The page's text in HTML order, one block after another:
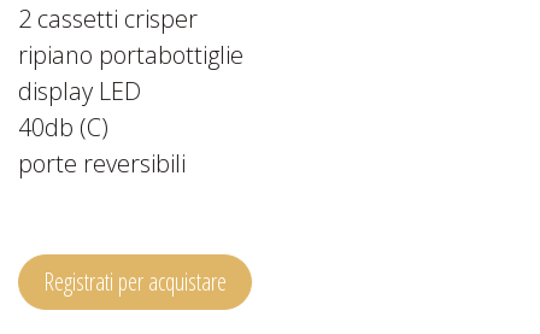
2 cassetti crisper
ripiano portabottiglie
display LED
40db (C)
porte reversibili
Registrati per acquistare